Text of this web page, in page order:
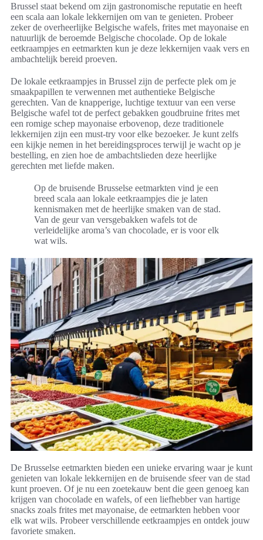
Brussel staat bekend om zijn gastronomische reputatie en heeft
een scala aan lokale lekkernijen om van te genieten. Probeer
zeker de overheerlijke Belgische wafels, frites met mayonaise en
natuurlijk de beroemde Belgische chocolade. Op de lokale
eetkraampjes en eetmarkten kun je deze lekkernijen vaak vers en
ambachtelijk bereid proeven.
De lokale eetkraampjes in Brussel zijn de perfecte plek om je
smaakpapillen te verwennen met authentieke Belgische
gerechten. Van de knapperige, luchtige textuur van een verse
Belgische wafel tot de perfect gebakken goudbruine frites met
een romige schep mayonaise erbovenop, deze traditionele
lekkernijen zijn een must-try voor elke bezoeker. Je kunt zelfs
een kijkje nemen in het bereidingsproces terwijl je wacht op je
bestelling, en zien hoe de ambachtslieden deze heerlijke
gerechten met liefde maken.
Op de bruisende Brusselse eetmarkten vind je een
breed scala aan lokale eetkraampjes die je laten
kennismaken met de heerlijke smaken van de stad.
Van de geur van versgebakken wafels tot de
verleidelijke aroma’s van chocolade, er is voor elk
wat wils.
De Brusselse eetmarkten bieden een unieke ervaring waar je kunt
genieten van lokale lekkernijen en de bruisende sfeer van de stad
kunt proeven. Of je nu een zoetekauw bent die geen genoeg kan
krijgen van chocolade en wafels, of een liefhebber van hartige
snacks zoals frites met mayonaise, de eetmarkten hebben voor
elk wat wils. Probeer verschillende eetkraampjes en ontdek jouw
favoriete smaken.